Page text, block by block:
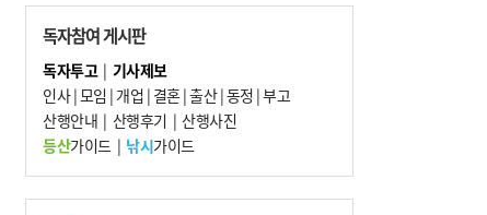
과…“현재는 부적절 행위 없어”
7
부산 앞바다에 기름 425ℓ 유출한 러시아 화
물선 적발
8
입추 지났지만 푹푹 찐다…온열질환자 10
년 만에 3배
독자참여 게시판
독자투고| 기사제보
인사|모임 | 개업 | 결혼|출산|동정 |부고
산행안내 | 산행후기 | 산행사진
등산가이드| 낚시가이드